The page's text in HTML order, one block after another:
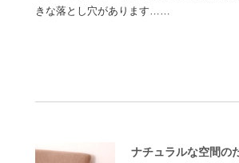
きな落とし穴があります……
ナチュラルな空間の